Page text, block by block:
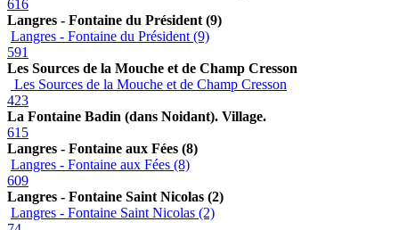
616
Langres - Fontaine du Président (9)
Langres - Fontaine du Président (9)
591
Les Sources de la Mouche et de Champ Cresson
Les Sources de la Mouche et de Champ Cresson
423
La Fontaine Badin (dans Noidant). Village.
615
Langres - Fontaine aux Fées (8)
Langres - Fontaine aux Fées (8)
609
Langres - Fontaine Saint Nicolas (2)
Langres - Fontaine Saint Nicolas (2)